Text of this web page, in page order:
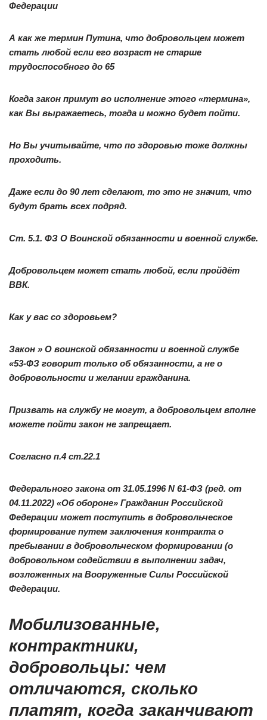
Федерации
А как же термин Путина, что добровольцем может
стать любой если его возраст не старше
трудоспособного до 65
Когда закон примут во исполнение этого «термина»,
как Вы выражаетесь, тогда и можно будет пойти.
Но Вы учитывайте, что по здоровью тоже должны
проходить.
Даже если до 90 лет сделают, то это не значит, что
будут брать всех подряд.
Ст. 5.1. ФЗ О Воинской обязанности и военной службе.
Добровольцем может стать любой, если пройдёт
ВВК.
Как у вас со здоровьем?
Закон » О воинской обязанности и военной службе
«53-ФЗ говорит только об обязанности, а не о
добровольности и желании гражданина.
Призвать на службу не могут, а добровольцем вполне
можете пойти закон не запрещает.
Согласно п.4 ст.22.1
Федерального закона от 31.05.1996 N 61-ФЗ (ред. от
04.11.2022) «Об обороне» Гражданин Российской
Федерации может поступить в добровольческое
формирование путем заключения контракта о
пребывании в добровольческом формировании (о
добровольном содействии в выполнении задач,
возложенных на Вооруженные Силы Российской
Федерации.
Мобилизованные,
контрактники,
добровольцы: чем
отличаются, сколько
платят, когда заканчивают